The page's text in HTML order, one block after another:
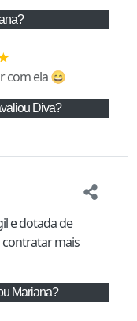
?
com ela 😄
Diva?
e dotada de
contratar mais
Mariana?